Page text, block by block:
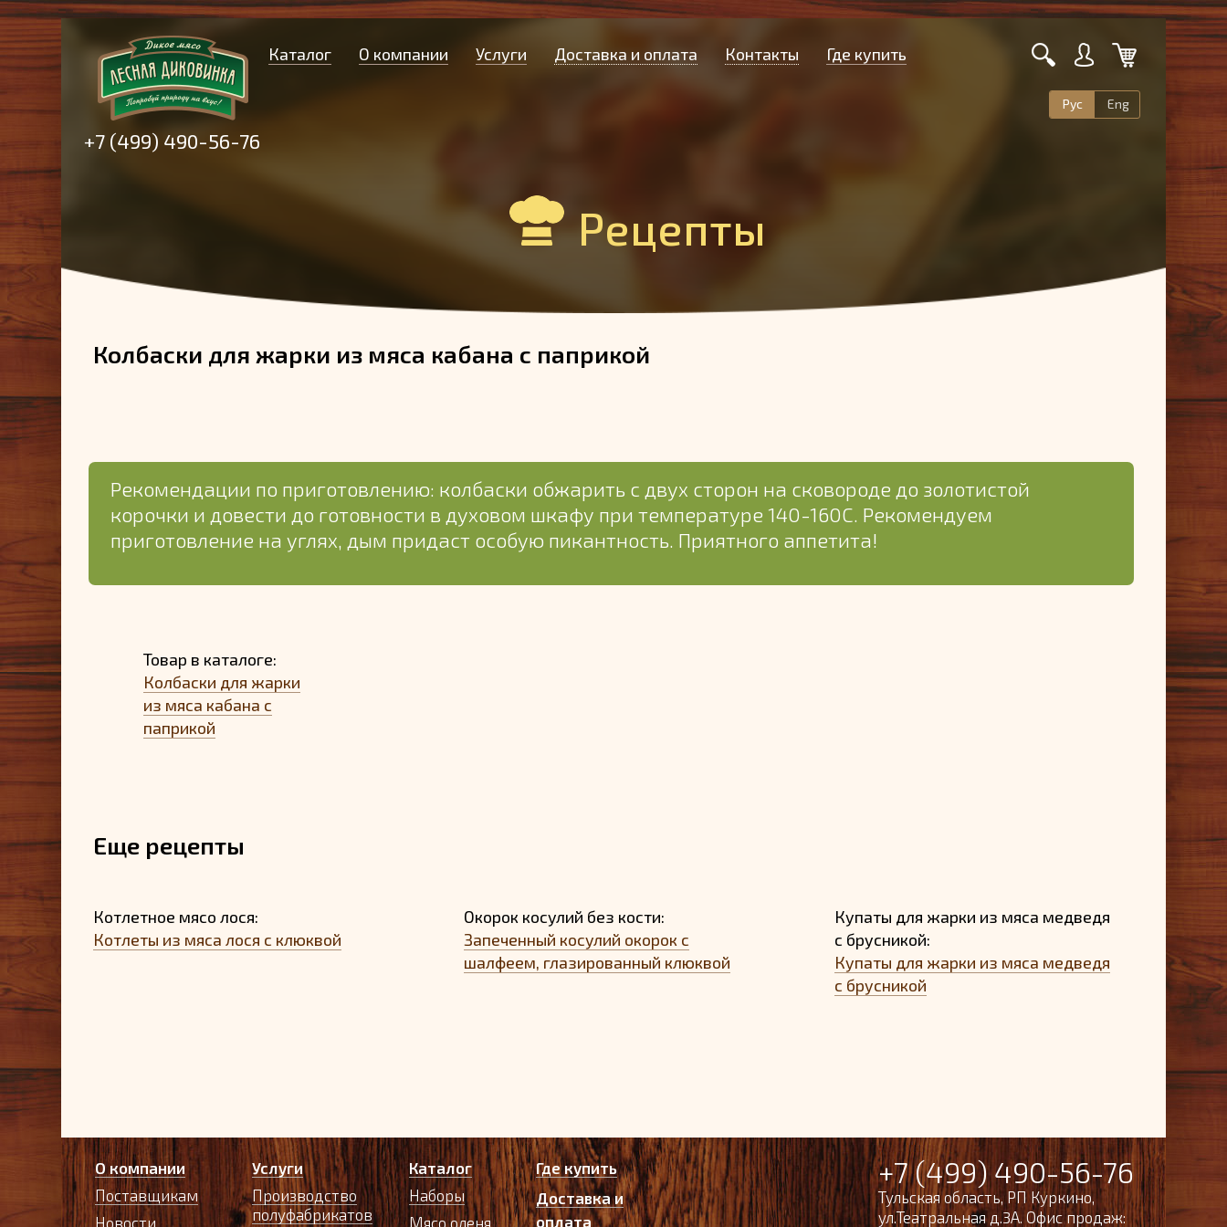
+7 (499) 490-56-76
Каталог О компании Услуги Доставка и оплата Контакты Где купить
Рус Eng
Рецепты
Колбаски для жарки из мяса кабана с паприкой
Рекомендации по приготовлению: колбаски обжарить с двух сторон на сковороде до золотистой
корочки и довести до готовности в духовом шкафу при температуре 140-160С. Рекомендуем
приготовление на углях, дым придаст особую пикантность. Приятного аппетита!
Товар в каталоге:
Колбаски для жарки
из мяса кабана с
паприкой
Еще рецепты
Котлетное мясо лося:
Котлеты из мяса лося с клюквой
Окорок косулий без кости:
Запеченный косулий окорок с
шалфеем, глазированный клюквой
Купаты для жарки из мяса медведя
с брусникой:
Купаты для жарки из мяса медведя
с брусникой
О компании
Поставщикам
Новости
Услуги
Производство
полуфабрикатов
Каталог
Наборы
Мясо оленя
Где купить
Доставка и
оплата
+7 (499) 490-56-76
Тульская область, РП Куркино,
ул.Театральная д.3А. Офис продаж: